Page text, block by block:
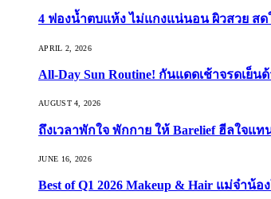
4 ฟองน้ำตบแห้ง ไม่แกงแน่นอน ผิวสวย ส
APRIL 2, 2026
All-Day Sun Routine! กันแดดเช้าจรดเย็น
AUGUST 4, 2026
ถึงเวลาพักใจ พักกาย ให้ Barelief ฮีลใจแท
JUNE 16, 2026
Best of Q1 2026 Makeup & Hair แม่จ๋าน้